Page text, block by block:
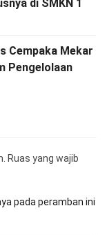
di SMKN 1
Cempaka Mekar
Pengelolaan
Ruas yang wajib
pada peramban ini